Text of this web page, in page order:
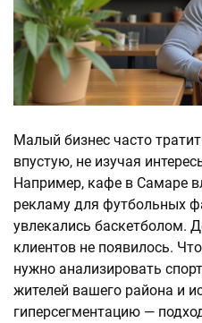
Малый бизнес часто
впустую, не изучая
Например, кафе в Самаре
рекламу для футбольных
увлекались баскетболом.
клиентов не появилось.
нужно анализировать
жителей вашего района и
гиперсегментацию —